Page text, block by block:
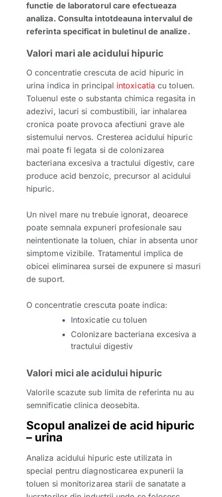
functie de laboratorul care efectueaza
analiza. Consulta intotdeauna intervalul de
referinta specificat in buletinul de analize.
Valori mari ale acidului hipuric
O concentratie crescuta de acid hipuric in
urina indica in principal intoxicatia cu toluen.
Toluenul este o substanta chimica regasita in
adezivi, lacuri si combustibili, iar inhalarea
cronica poate provoca afectiuni grave ale
sistemului nervos. Cresterea acidului hipuric
mai poate fi legata si de colonizarea
bacteriana excesiva a tractului digestiv, care
produce acid benzoic, precursor al acidului
hipuric.
Un nivel mare nu trebuie ignorat, deoarece
poate semnala expuneri profesionale sau
neintentionate la toluen, chiar in absenta unor
simptome vizibile. Tratamentul implica de
obicei eliminarea sursei de expunere si masuri
de suport.
O concentratie crescuta poate indica:
Intoxicatie cu toluen
Colonizare bacteriana excesiva a
tractului digestiv
Valori mici ale acidului hipuric
Valorile scazute sub limita de referinta nu au
semnificatie clinica deosebita.
Scopul analizei de acid hipuric
– urina
Analiza acidului hipuric este utilizata in
special pentru diagnosticarea expunerii la
toluen si monitorizarea starii de sanatate a